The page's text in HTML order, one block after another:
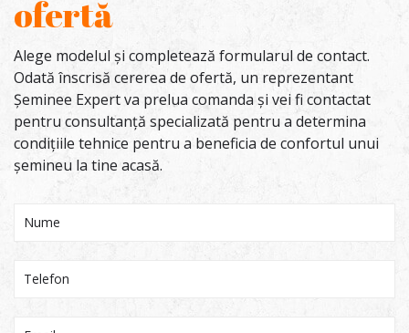
ofertă
Alege modelul și completează formularul de contact.
Odată înscrisă cererea de ofertă, un reprezentant
Șeminee Expert va prelua comanda și vei fi contactat
pentru consultanță specializată pentru a determina
condițiile tehnice pentru a beneficia de confortul unui
șemineu la tine acasă.